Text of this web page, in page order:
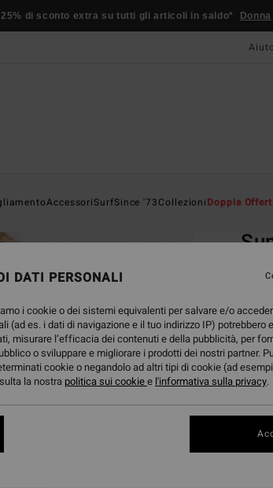
25% di sconto extra su tutti gli articoli in saldo* Donna
AccessoriSurfSince '73CollezioniDoppia
49,95
DATI PERSONALI
i cookie o dei sistemi equivalenti per salvare e/o
(ad es. i dati di navigazione e il tuo indirizzo IP) potrebbero
misurare l’efficacia dei contenuti e della pubblicità, per
o sviluppare e migliorare i prodotti dei nostri partner.
cookie o negandolo ad altri tipi di cookie (ad
la nostra politica sui cookiee l'informativa sulla privacy.